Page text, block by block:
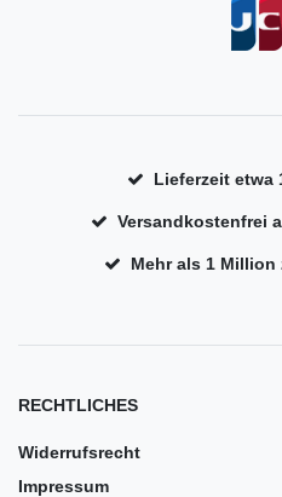
Lieferzeit etwa
Versandkostenfrei
Mehr als 1
RECHTLICHES
Widerrufsrecht
Impressum